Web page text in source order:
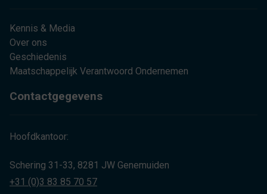
Kennis & Media
Over ons
Geschiedenis
Maatschappelijk Verantwoord Ondernemen
Contactgegevens
Hoofdkantoor:
Schering 31-33, 8281 JW Genemuiden
+31 (0)3 83 85 70 57